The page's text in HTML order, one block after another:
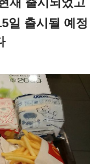
일 출시될 예정